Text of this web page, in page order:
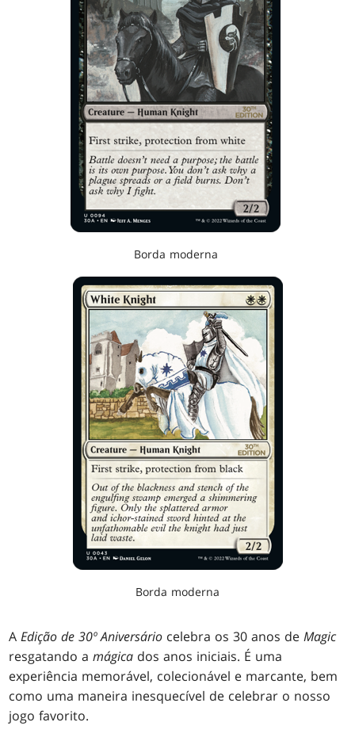
Borda moderna
Borda moderna
A Edição de 30º Aniversário celebra os 30 anos deMagic
resgatando amágica dos anos iniciais. É uma
experiência memorável, colecionável e marcante, bem
como uma maneira inesquecível de celebrar o nosso
jogo favorito.